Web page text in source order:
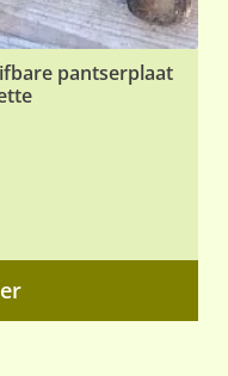
pantserplaat